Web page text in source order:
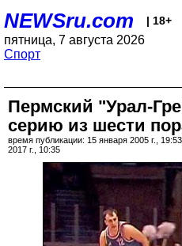
NEWSru.com | 18+
пятница, 7 августа 2026
Спорт
Пермский "Урал-
серию из шести
время публикации: 15 января 2005 г.,
2017 г., 10:35